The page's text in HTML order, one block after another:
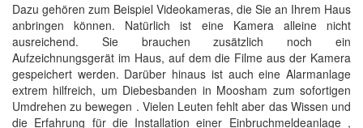
Dazu gehören zum Beispiel Videokameras, die Sie an Ihrem Haus
anbringen können. Natürlich ist eine Kamera alleine nicht
ausreichend. Sie brauchen zusätzlich noch ein
Aufzeichnungsgerät im Haus, auf dem die Filme aus der Kamera
gespeichert werden. Darüber hinaus ist auch eine Alarmanlage
extrem hilfreich, um Diebesbanden in Moosham zum sofortigen
Umdrehen zu bewegen . Vielen Leuten fehlt aber das Wissen und
die Erfahrung für die Installation einer Einbruchmeldeanlage ,